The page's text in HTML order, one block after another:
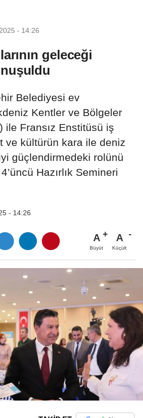
- 14:26
geleceği
Belediyesi ev
Kentler ve Bölgeler
ile Fransız Enstitüsü iş
ve kültürün kara ile deniz
güçlendirmedeki rolünü
Hazırlık Semineri
- 14:26
A
Büyüt
A
Küçült